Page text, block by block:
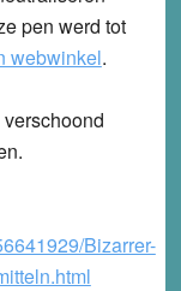
pen werd tot
webwinkel.
Bizarrer-